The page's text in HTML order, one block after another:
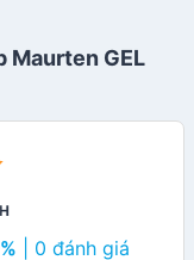
Maurten GEL
| 0 đánh giá